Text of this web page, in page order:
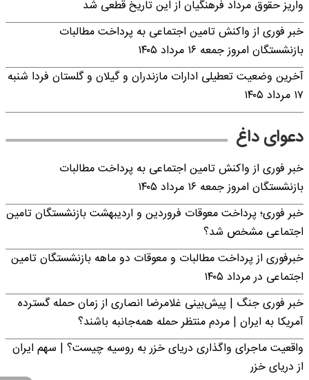
واریز حقوق مرداد فرهنگیان از این تاریخ قطعی شد
خبر فوری از واکنش تامین اجتماعی به پرداخت مطالبات
بازنشستگان امروز جمعه ۱۶ مرداد ۱۴۰۵
آخرین وضعیت تعطیلی ادارات مازندران و گیلان و گلستان فردا شنبه
۱۷ مرداد ۱۴۰۵
دعوای داغ
خبر فوری از واکنش تامین اجتماعی به پرداخت مطالبات
بازنشستگان امروز جمعه ۱۶ مرداد ۱۴۰۵
خبر فوری؛ پرداخت معوقات فروردین و اردیبهشت بازنشستگان تامین
اجتماعی مشخص شد؟
خبرفوری از پرداخت مطالبات و معوقات دو ماهه بازنشستگان تامین
اجتماعی در مرداد ۱۴۰۵
خبر فوری جنگ | پیش‌بینی غلامرضا انصاری از زمان حمله گسترده
آمریکا به ایران | مردم منتظر حمله همه‌جانبه باشند؟
واقعیت ماجرای واگذاری دریای خزر به روسیه چیست؟ | سهم ایران
از دریای خزر